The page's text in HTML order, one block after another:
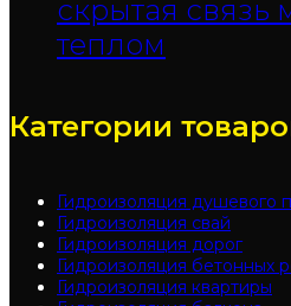
скрытая связь
теплом
Категории
Гидроизоляция душевого
Гидроизоляция свай
Гидроизоляция дорог
Гидроизоляция бетонных
Гидроизоляция квартиры